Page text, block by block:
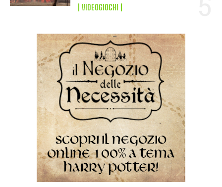
VIDEOGIOCHI